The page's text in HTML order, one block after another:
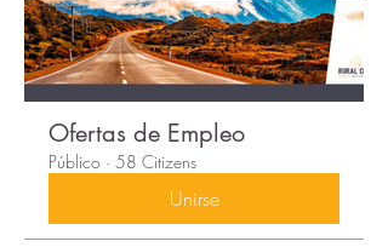
Ofertas de Empleo
Público · 58 Citizens
Unirse